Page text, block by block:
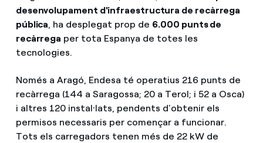
desenvolupament d'infraestructura de recàrrega
pública, ha desplegat prop de 6.000 punts de
recàrrega per tota Espanya de totes les
tecnologies.
Només a Aragó, Endesa té operatius 216 punts de
recàrrega (144 a Saragossa; 20 a Terol; i 52 a Osca)
i altres 120 instal·lats, pendents d'obtenir els
permisos necessaris per començar a funcionar.
Tots els carregadors tenen més de 22 kW de